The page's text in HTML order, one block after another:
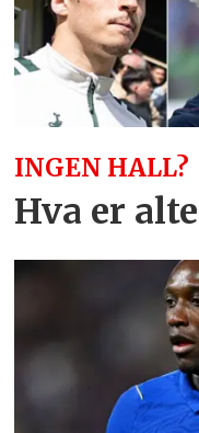
INGEN HALL?
Hva er